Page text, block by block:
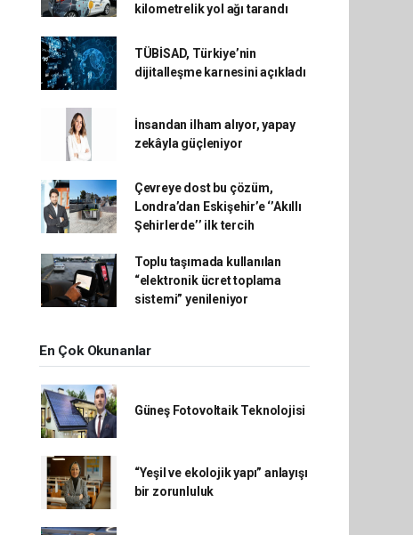
kilometrelik yol ağı tarandı
TÜBİSAD, Türkiye’nin
dijitalleşme karnesini açıkladı
İnsandan ilham alıyor, yapay
zekâyla güçleniyor
Çevreye dost bu çözüm,
Londra’dan Eskişehir’e ‘’Akıllı
Şehirlerde’’ ilk tercih
Toplu taşımada kullanılan
“elektronik ücret toplama
sistemi” yenileniyor
En Çok Okunanlar
Güneş Fotovoltaik Teknolojisi
“Yeşil ve ekolojik yapı” anlayışı
bir zorunluluk